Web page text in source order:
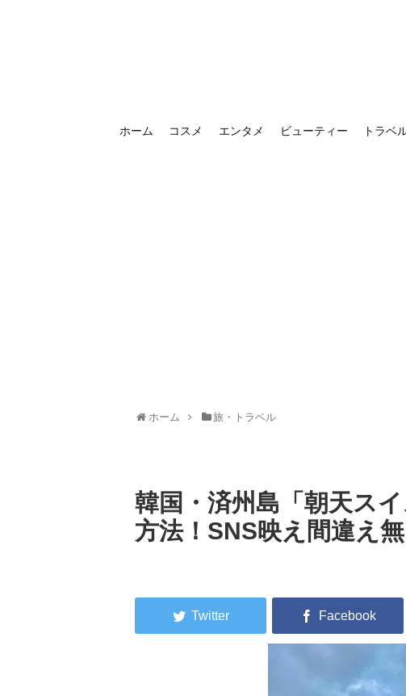
ホーム コスメ エンタメ ビューティー トラベ
ホーム 旅・トラベル
韓国・済州島「朝天ス
方法！SNS映え間違え無